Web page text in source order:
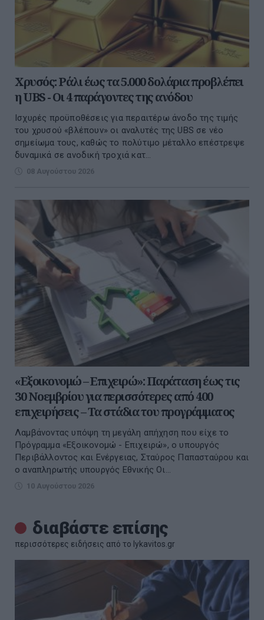
Χρυσός: Ράλι έως τα 5.000 δολάρια προβλέπει
η UBS - Οι 4 παράγοντες της ανόδου
Ισχυρές προϋποθέσεις για περαιτέρω άνοδο της τιμής
του χρυσού «βλέπουν» οι αναλυτές της UBS σε νέο
σημείωμα τους, καθώς το πολύτιμο μέταλλο επέστρεψε
δυναμικά σε ανοδική τροχιά κατ...
08 Αυγούστου 2026
«Εξοικονομώ – Επιχειρώ»: Παράταση έως τις
30 Νοεμβρίου για περισσότερες από 400
επιχειρήσεις – Τα στάδια του προγράμματος
Λαμβάνοντας υπόψη τη μεγάλη απήχηση που είχε το
Πρόγραμμα «Εξοικονομώ - Επιχειρώ», ο υπουργός
Περιβάλλοντος και Ενέργειας, Σταύρος Παπασταύρου και
ο αναπληρωτής υπουργός Εθνικής Οι...
10 Αυγούστου 2026
διαβάστε επίσης
περισσότερες ειδήσεις από το lykavitos.gr